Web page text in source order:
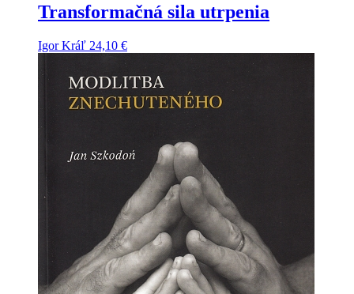
Transformačná sila utrpenia
Igor Kráľ 24,10 €